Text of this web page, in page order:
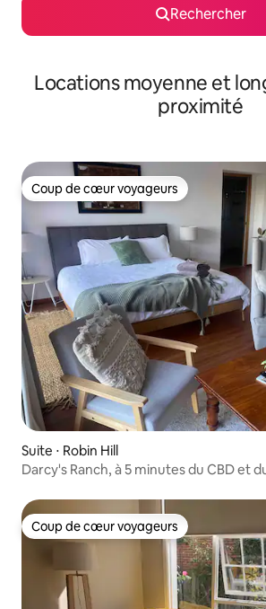
Rechercher
Locations moyenne et
proximité
Coup de cœur voyageurs
Coup de cœur voyageurs
Suite ⋅ Robin Hill
Darcy's Ranch, à 5 minutes du CBD et
Coup de cœur voyageurs
Coup de cœur voyageurs